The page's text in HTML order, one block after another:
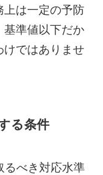
上は一定の予防
基準値以下だか
けではありませ
る条件
るべき対応水準